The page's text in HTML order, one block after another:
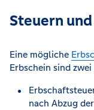
Steuern
Eine mögliche
Erbschein sind
nach Abzug